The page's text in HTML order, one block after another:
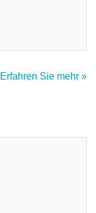
Erfahren Sie mehr »